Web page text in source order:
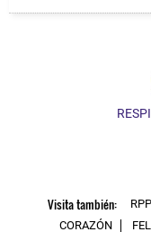
Visita también:
CORAZÓN